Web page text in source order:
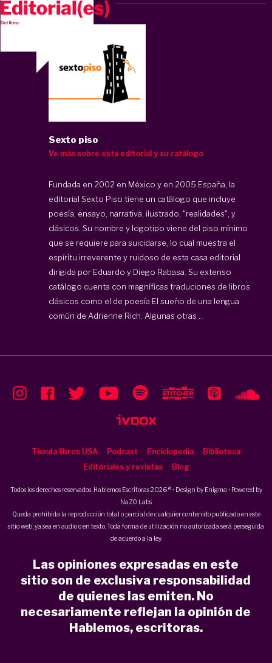
Sexto piso
Ve más sobre esta editorial y su catálogo
Fundada en 2002 en México y en 2005 España, la
editorial Sexto Piso tiene un catálogo que incluye
poesía, ensayo, narrativa, ilustrado, "realidades", y
clásicos. Su nombre y logotipo viene del piso mínimo
que se requiere para suicidarse, lo cual muestra el
espíritu irreverente y ruidoso de esta casa editorial
dirigida por Eduardo y Diego Rabasa. Su extenso
catálogo cuenta con magníficas traduciones de libros
clásicos como el de poesía El sueño de una lengua
común de Adrienne Rich. Algunas otras ...
Tienda libros USA Podcast Enciclopedia
Biblioteca
Editoriales y revistas
Blog
Todos los derechos reservados, Hablemos Escritoras 2026 ® • Design by Enigma • Powered by
NaZO Labs
Queda prohibida la reproducción total o parcial de cualquier contenido publicado en este
sitio web, ya sea en audio o en texto. Toda forma de utilización no autorizada será perseguida
de acuerdo a la ley.
Las opiniones expresadas en este
sitio son de exclusiva responsabilidad
de quienes las emiten. No
necesariamente reflejan la opinión de
Hablemos, escritoras.